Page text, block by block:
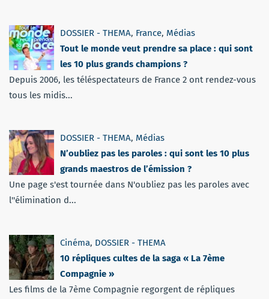
DOSSIER - THEMA, France, Médias
Tout le monde veut prendre sa place : qui sont
les 10 plus grands champions ?
Depuis 2006, les téléspectateurs de France 2 ont rendez-vous
tous les midis...
DOSSIER - THEMA, Médias
N’oubliez pas les paroles : qui sont les 10 plus
grands maestros de l’émission ?
Une page s'est tournée dans N'oubliez pas les paroles avec
l''élimination d...
Cinéma, DOSSIER - THEMA
10 répliques cultes de la saga « La 7ème
Compagnie »
Les films de la 7ème Compagnie regorgent de répliques